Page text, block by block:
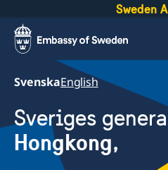
Sweden
SvenskaEnglish
Sveriges
Hongkong,